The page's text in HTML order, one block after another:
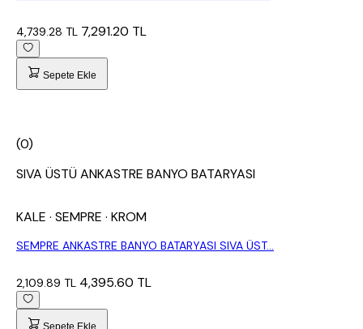
4,739.28 TL 7,291.20 TL
Sepete Ekle
(0)
SIVA ÜSTÜ ANKASTRE BANYO BATARYASI
KALE · SEMPRE · KROM
SEMPRE ANKASTRE BANYO BATARYASI SIVA ÜST...
2,109.89 TL 4,395.60 TL